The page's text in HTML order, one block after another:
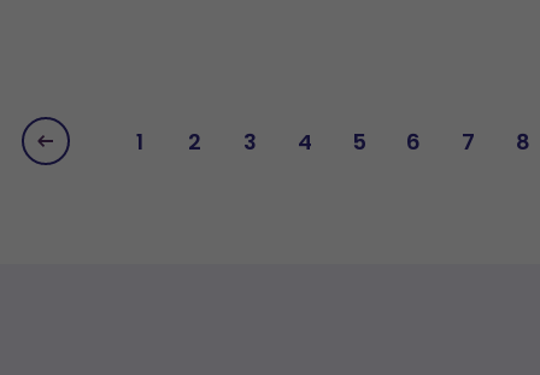
1 2 3 4 5 6 7 8